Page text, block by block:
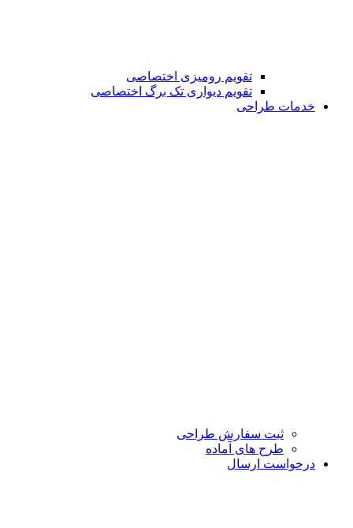
تقویم رومیزی اختصاصی
تقویم دیواری تک برگ اختصاصی
خدمات طراحی
ثبت سفارش طراحی
طرح های آماده
درخواست ارسال